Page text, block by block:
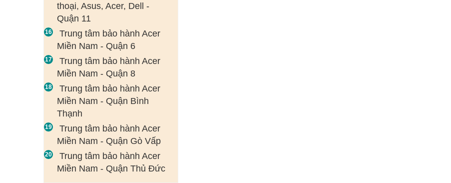
thoại, Asus, Acer, Dell -
Quận 11
Trung tâm bảo hành Acer
Miền Nam - Quận 6
Trung tâm bảo hành Acer
Miền Nam - Quận 8
Trung tâm bảo hành Acer
Miền Nam - Quận Bình
Thạnh
Trung tâm bảo hành Acer
Miền Nam - Quận Gò Vấp
Trung tâm bảo hành Acer
Miền Nam - Quận Thủ Đức